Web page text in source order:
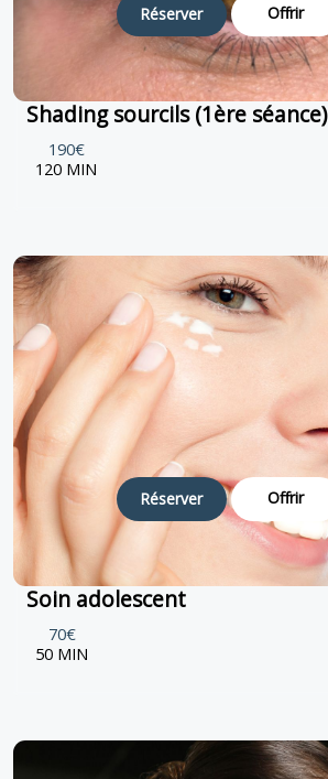
Réserver Offrir
Shading sourcils (1ère séance)
190€
120 MIN
Réserver Offrir
Soin adolescent
70€
50 MIN